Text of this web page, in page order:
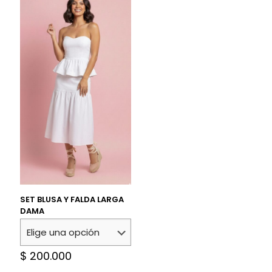
SET BLUSA Y FALDA LARGA
DAMA
$ 200.000